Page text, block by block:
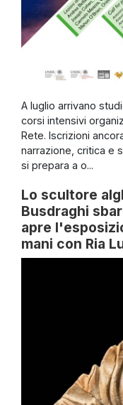
A luglio arrivano
corsi intensivi
Rete. Iscrizioni
narrazione, critica e
si prepara a o...
Lo scultore
Busdraghi
apre
mani con Ria